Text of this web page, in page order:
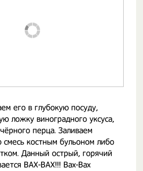
его в глубокую посуду,
ложку виноградного уксуса,
перца. Заливаем
смесь костным бульоном либо
Данный острый, горячий
ВАХ-ВАХ!!! Вах-Вах